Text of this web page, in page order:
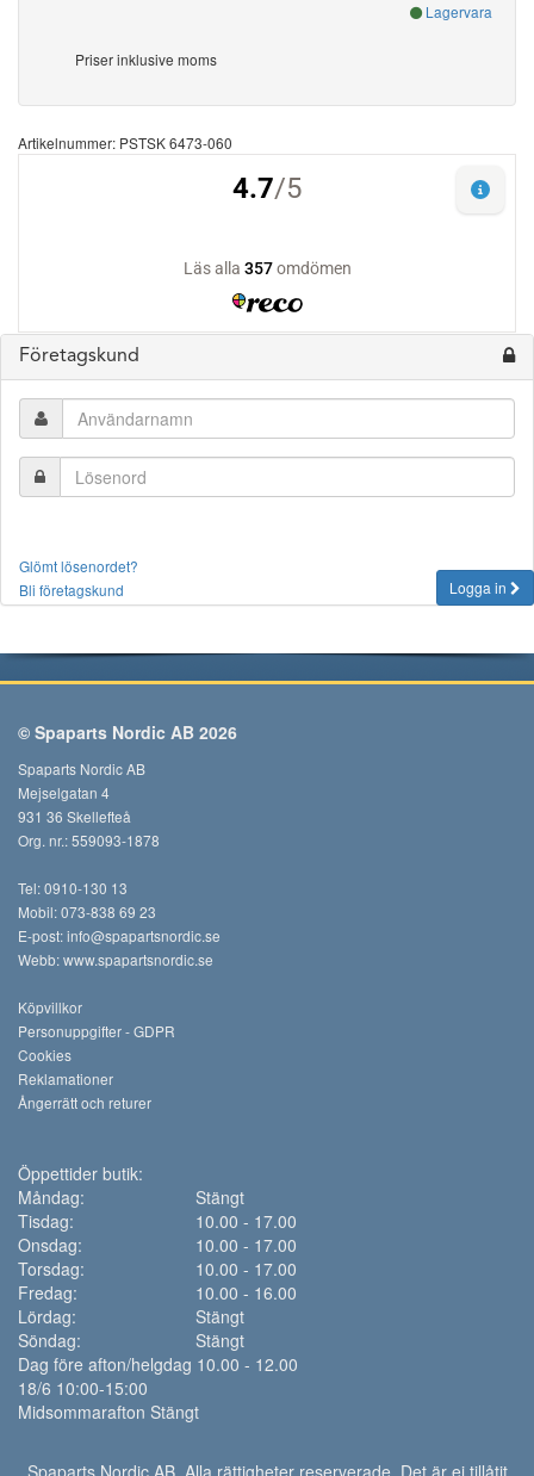
Lagervara
Priser inklusive moms
Artikelnummer: PSTSK 6473-060
Företagskund
Glömt lösenordet?
Bli företagskund
Logga in
© Spaparts Nordic AB 2026
Spaparts Nordic AB
Mejselgatan 4
931 36 Skellefteå
Org. nr.: 559093-1878
Tel: 0910-130 13
Mobil: 073-838 69 23
E-post:info@spapartsnordic.se
Webb:www.spapartsnordic.se
Köpvillkor
Personuppgifter - GDPR
Cookies
Reklamationer
Ångerrätt och returer
Öppettider butik:
Måndag:
Stängt
Tisdag:
10.00 - 17.00
Onsdag:
10.00 - 17.00
Torsdag:
10.00 - 17.00
Fredag:
10.00 - 16.00
Lördag:
Stängt
Söndag:
Stängt
Dag före afton/helgdag 10.00 - 12.00
18/6 10:00-15:00
Midsommarafton Stängt